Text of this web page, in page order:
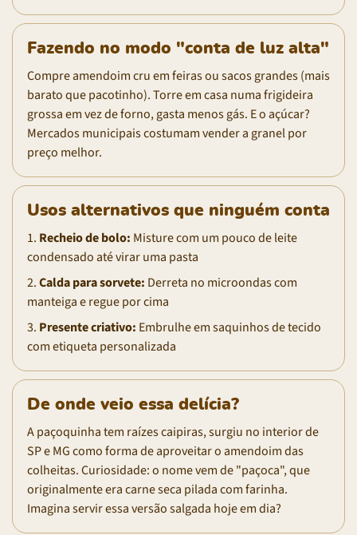
Fazendo no modo "conta de luz alta"
Compre amendoim cru em feiras ou sacos grandes (mais
barato que pacotinho). Torre em casa numa frigideira
grossa em vez de forno, gasta menos gás. E o açúcar?
Mercados municipais costumam vender a granel por
preço melhor.
Usos alternativos que ninguém conta
1. Recheio de bolo: Misture com um pouco de leite
condensado até virar uma pasta
2.Calda para sorvete: Derreta no microondas com
manteiga e regue por cima
3. Presente criativo: Embrulhe em saquinhos de tecido
com etiqueta personalizada
De onde veio essa delícia?
A paçoquinha tem raízes caipiras, surgiu no interior de
SP e MG como forma de aproveitar o amendoim das
colheitas. Curiosidade: o nome vem de "paçoca", que
originalmente era carne seca pilada com farinha.
Imagina servir essa versão salgada hoje em dia?